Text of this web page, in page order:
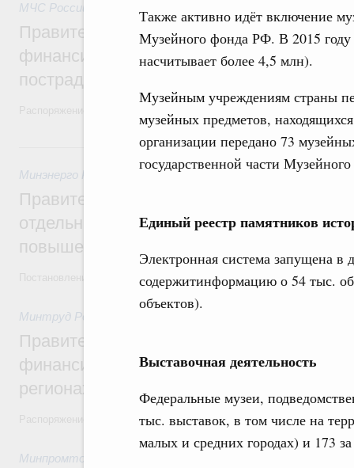
Также активно идёт включение
Музейного фонда РФ. В 2015 году
насчитывает более 4,5 млн).
Музейным учреждениям страны
музейных предметов,
организации передано 73
государственной части
Единый реестр памятников
Электронная система запущена в
содержитинформацию о 54 тыс.
объектов).
Выставочная деятельность
Федеральные музеи,
тыс. выставок, в том числе на
малых и средних городах) и 173
МЧС России
Правительство выделило
финансирование Дагестану и Чечне на
пострадавшим от наводнения
30 июля, четверг
Минэнерго России ФАС России Оборот
Правительство ввело новый временный
отдельных видов топлива и утвердило
повышения доступности нефтепродуктов
Постановления от 30 июля 2026 года №952, №953, №954
Минтруд России
Правительство выделило
финансирование на поддержку бизнеса
регионах
Распоряжение от 30 июля 2026 года №2031-р
Минпромторг России